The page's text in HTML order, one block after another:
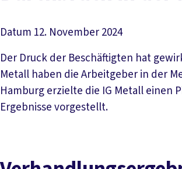
Datum 12. November 2024
Der Druck der Beschäftigten hat
Metall haben die Arbeitgeber in der
Hamburg erzielte die IG Metall einen
Ergebnisse vorgestellt.